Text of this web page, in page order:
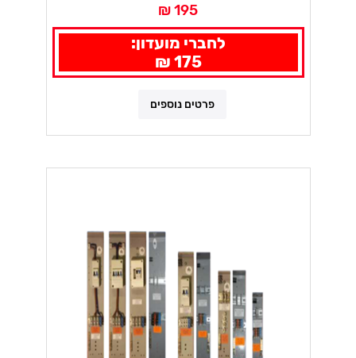
195 ₪
לחברי מועדון:
175 ₪
פרטים נוספים